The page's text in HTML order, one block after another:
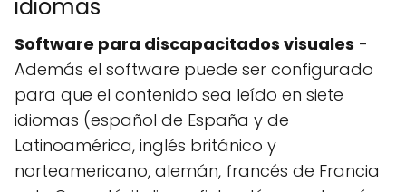
idiomas
Software para discapacitados visuales -
Además el software puede ser configurado
para que el contenido sea leído en siete
idiomas (español de España y de
Latinoamérica, inglés británico y
norteamericano, alemán, francés de Francia